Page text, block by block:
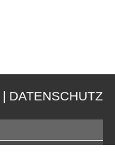
DATENSCHUTZ